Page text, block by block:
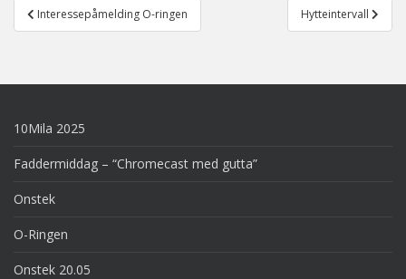
Post
navigation
Interessepåmelding O-ringen Hytteintervall
10Mila 2025
Faddermiddag – “Chromecast med gutta”
Onstek
O-Ringen
Onstek 20.05